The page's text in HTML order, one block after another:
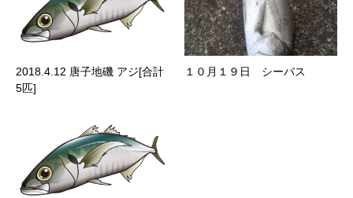
2018.4.12 唐子地磯 アジ[合計
5匹]
１０月１９日 シーバス